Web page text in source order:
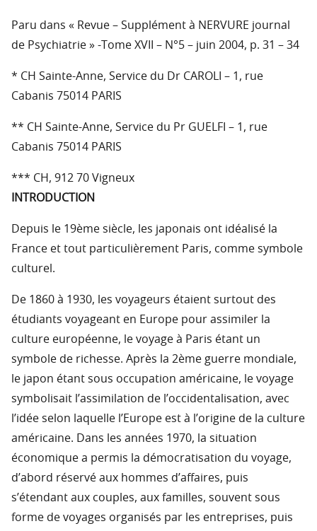
Paru dans « Revue – Supplément à NERVURE journal
de Psychiatrie » -Tome XVII – N°5 – juin 2004, p. 31 – 34
* CH Sainte-Anne, Service du Dr CAROLI – 1, rue
Cabanis 75014 PARIS
** CH Sainte-Anne, Service du Pr GUELFI – 1, rue
Cabanis 75014 PARIS
*** CH, 912 70 Vigneux
INTRODUCTION
Depuis le 19ème siècle, les japonais ont idéalisé la
France et tout particulièrement Paris, comme symbole
culturel.
De 1860 à 1930, les voyageurs étaient surtout des
étudiants voyageant en Europe pour assimiler la
culture européenne, le voyage à Paris étant un
symbole de richesse. Après la 2ème guerre mondiale,
le japon étant sous occupation américaine, le voyage
symbolisait l’assimilation de l’occidentalisation, avec
l’idée selon laquelle l’Europe est à l’origine de la culture
américaine. Dans les années 1970, la situation
économique a permis la démocratisation du voyage,
d’abord réservé aux hommes d’affaires, puis
s’étendant aux couples, aux familles, souvent sous
forme de voyages organisés par les entreprises, puis